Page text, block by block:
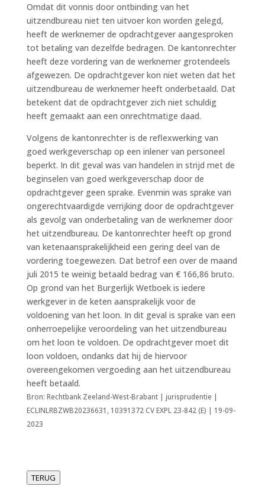
Omdat dit vonnis door ontbinding van het
uitzendbureau niet ten uitvoer kon worden gelegd,
heeft de werknemer de opdrachtgever aangesproken
tot betaling van dezelfde bedragen. De kantonrechter
heeft deze vordering van de werknemer grotendeels
afgewezen. De opdrachtgever kon niet weten dat het
uitzendbureau de werknemer heeft onderbetaald. Dat
betekent dat de opdrachtgever zich niet schuldig
heeft gemaakt aan een onrechtmatige daad.
Volgens de kantonrechter is de reflexwerking van
goed werkgeverschap op een inlener van personeel
beperkt. In dit geval was van handelen in strijd met de
beginselen van goed werkgeverschap door de
opdrachtgever geen sprake. Evenmin was sprake van
ongerechtvaardigde verrijking door de opdrachtgever
als gevolg van onderbetaling van de werknemer door
het uitzendbureau. De kantonrechter heeft op grond
van ketenaansprakelijkheid een gering deel van de
vordering toegewezen. Dat betrof een over de maand
juli 2015 te weinig betaald bedrag van € 166,86 bruto.
Op grond van het Burgerlijk Wetboek is iedere
werkgever in de keten aansprakelijk voor de
voldoening van het loon. In dit geval is sprake van een
onherroepelijke veroordeling van het uitzendbureau
om het loon te voldoen. De opdrachtgever moet dit
loon voldoen, ondanks dat hij de hiervoor
overeengekomen vergoeding aan het uitzendbureau
heeft betaald.
Bron: Rechtbank Zeeland-West-Brabant | jurisprudentie |
ECLINLRBZWB20236631, 10391372 CV EXPL 23-842 (E) | 19-09-
2023
TERUG